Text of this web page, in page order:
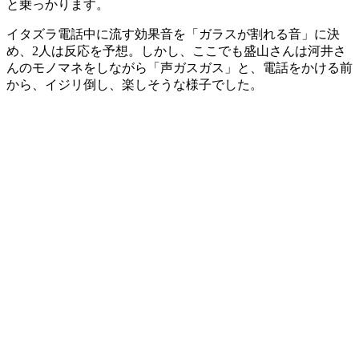
と乗っかります。
イタズラ電話中に流す効果音を「ガラスが割れる音」に決
め、2人は反応を予想。しかし、ここでも盛山さんは河井さ
んのモノマネをしながら「声ガスガス」と、電話をかける前
から、イジリ倒し、楽しそうな様子でした。